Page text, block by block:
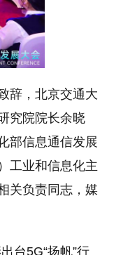
辞，北京交通大
究院院长余晓
部信息通信发展
工业和信息化主
关负责同志，媒
台5G“扬帆”行